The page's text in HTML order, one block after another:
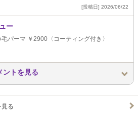
[投稿日] 2026/06/22
ー
パーマ ￥2900〈コーティング付き〉
ントを見る
る